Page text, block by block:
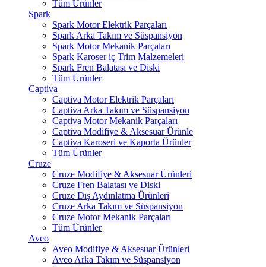
Tüm Ürünler
Spark
Spark Motor Elektrik Parçaları
Spark Arka Takım ve Süspansiyon
Spark Motor Mekanik Parçaları
Spark Karoser iç Trim Malzemeleri
Spark Fren Balatası ve Diski
Tüm Ürünler
Captiva
Captiva Motor Elektrik Parçaları
Captiva Arka Takım ve Süspansiyon
Captiva Motor Mekanik Parçaları
Captiva Modifiye & Aksesuar Ürünle
Captiva Karoseri ve Kaporta Ürünler
Tüm Ürünler
Cruze
Cruze Modifiye & Aksesuar Ürünleri
Cruze Fren Balatası ve Diski
Cruze Dış Aydınlatma Ürünleri
Cruze Arka Takım ve Süspansiyon
Cruze Motor Mekanik Parçaları
Tüm Ürünler
Aveo
Aveo Modifiye & Aksesuar Ürünleri
Aveo Arka Takım ve Süspansiyon